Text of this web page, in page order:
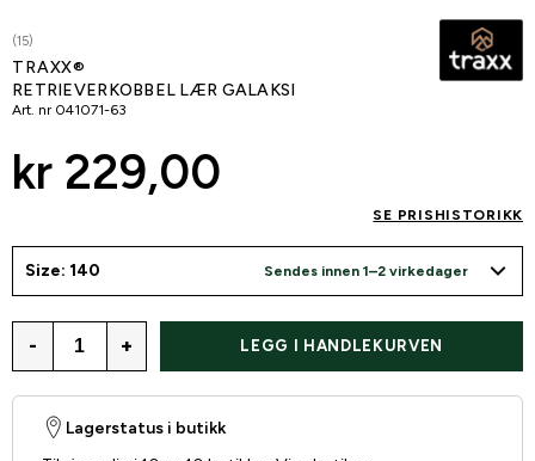
(15)
TRAXX®
RETRIEVERKOBBEL LÆR GALAKSI
Art. nr 041071-63
kr 229,00
SE PRISHISTORIKK
Size: 140 Sendes innen 1–2 virkedager
- + LEGG I HANDLEKURVEN
Lagerstatus i butikk